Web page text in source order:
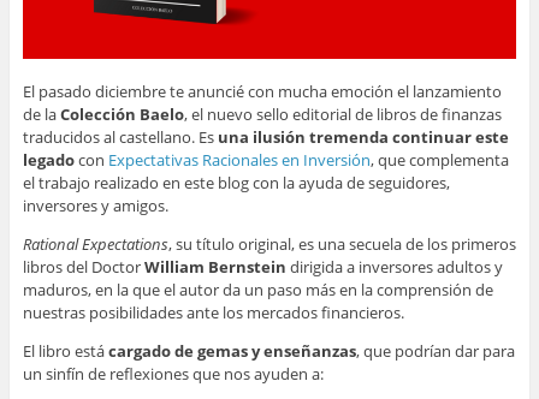
El pasado diciembre te anuncié con mucha emoción el lanzamiento
de laColección Baelo, el nuevo sello editorial de libros de finanzas
traducidos al castellano. Es una ilusión tremenda continuar este
legadocon Expectativas Racionales en Inversión, que complementa
el trabajo realizado en este blog con la ayuda de seguidores,
inversores y amigos.
Rational Expectations, su título original, es una secuela de los primeros
libros del DoctorWilliam Bernstein dirigida a inversores adultos y
maduros, en la que el autor da un paso más en la comprensión de
nuestras posibilidades ante los mercados financieros.
El libro estácargado de gemas y enseñanzas, que podrían dar para
un sinfín de reflexiones que nos ayuden a: